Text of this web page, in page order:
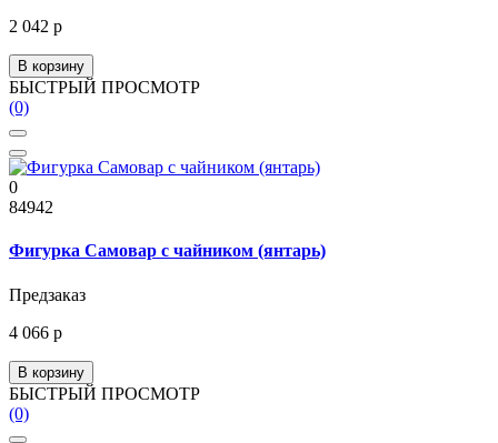
2 042 р
В корзину
БЫСТРЫЙ ПРОСМОТР
(0)
0
84942
Фигурка Самовар с чайником (янтарь)
Предзаказ
4 066 р
В корзину
БЫСТРЫЙ ПРОСМОТР
(0)